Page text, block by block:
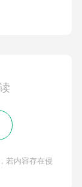
若内容存在侵